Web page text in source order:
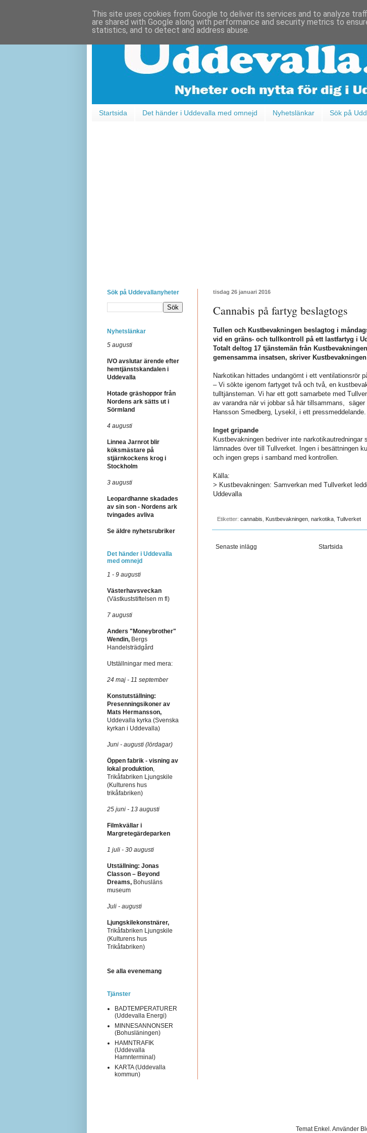
Startsida Det händer i Uddevalla med omnejd Nyhetslänkar Sök på
tisdag 26 januari 2016
Cannabis på fartyg beslagtogs
Tullen och Kustbevakningen beslagtog i
vid en gräns- och tullkontroll på ett lastfartyg i
Totalt deltog 17 tjänstemän från
gemensamma insatsen, skriver
Narkotikan hittades undangömt i ett ventilationsrör
– Vi sökte igenom fartyget två och två, en
tulltjänsteman. Vi har ett gott samarbete med
av varandra när vi jobbar så här tillsammans, säger
Hansson Smedberg, Lysekil, i ett pressmeddelande.
Inget gripande
Kustbevakningen bedriver inte narkotikautredningar
lämnades över till Tullverket. Ingen i besättningen
och ingen greps i samband med kontrollen.
Källa:
> Kustbevakningen: Samverkan med Tullverket
Uddevalla
Etiketter: cannabis Kustbevakningen narkotika Tullverket
Senaste inlägg Startsida
Sök på Uddevallanyheter
Nyhetslänkar
5 augusti
IVO avslutar ärende efter
hemtjänstskandalen i
Uddevalla
Hotade gräshoppor från
Nordens ark sätts ut i
Sörmland
4 augusti
Linnea Jarnrot blir
köksmästare på
stjärnkockens krog i
Stockholm
3 augusti
Leopardhanne skadades
av sin son - Nordens ark
tvingades avliva
Se äldre nyhetsrubriker
Det händer i Uddevalla
med omnejd
1 - 9 augusti
Västerhavsveckan
(Västkuststiftelsen m fl)
7 augusti
Anders "Moneybrother"
Wendin, Bergs
Handelsträdgård
Utställningar med mera:
24 maj - 11 september
Konstutställning:
Presenningsikoner av
Mats Hermansson,
Uddevalla kyrka (Svenska
kyrkan i Uddevalla)
Juni - augusti (lördagar)
Öppen fabrik - visning av
lokal produktion
Trikåfabriken Ljungskile
(Kulturens hus
trikåfabriken)
25 juni - 13 augusti
Filmkvällar i
Margretegärdeparken
1 juli - 30 augusti
Utställning: Jonas
Classon – Beyond
Dreams, Bohusläns
museum
Juli - augusti
Ljungskilekonstnärer,
Trikåfabriken Ljungskile
(Kulturens hus
Trikåfabriken)
Se alla evenemang
Tjänster
BADTEMPERATURER
(Uddevalla Energi)
MINNESANNONSER
(Bohusläningen)
HAMNTRAFIK
(Uddevalla
Hamnterminal)
KARTA (Uddevalla
kommun)
Temat Enkel. Använder
This site uses cookies from Google to deliver its services and to analyze
are shared with Google along with performance and security metrics to
statistics, and to detect and address abuse.